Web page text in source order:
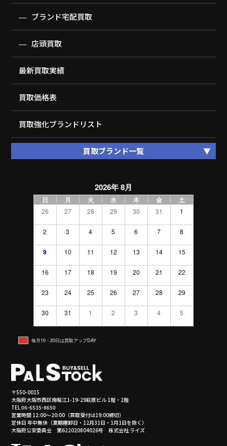
ブランド宅配買取
店頭買取
最新買取実績
買取価格表
買取強化ブランドリスト
買取ブランド一覧
2026年 8月
日 月 火 水 木 金 土
26 27 28 29 30 31 1
2 3 4 5 6 7 8
9 10 11 12 13 14 15
16 17 18 19 20 21 22
23 24 25 26 27 28 29
30 31 1 2 3 4 5
毎月10・20日は買取アップDAY
〒550-0015
大阪府大阪市西区南堀江1-19-29萩原ビル 1階・2階
TEL 06-6535-8650
営業時間 12:00～20:00（買取受付は19:00締切）
定休日 年中無休（夏期棚卸日・12月31日・1月1日を除く）
大阪府公安委員会 第622020804026号 株式会社 ライズ